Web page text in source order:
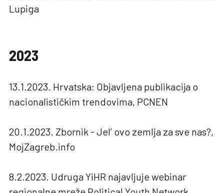
Lupiga
2023
13.1.2023. Hrvatska: Objavljena publikacija o
nacionalističkim trendovima, PCNEN
20.1.2023. Zbornik - Jel’ ovo zemlja za sve nas?,
MojZagreb.info
8.2.2023. Udruga YiHR najavljuje webinar